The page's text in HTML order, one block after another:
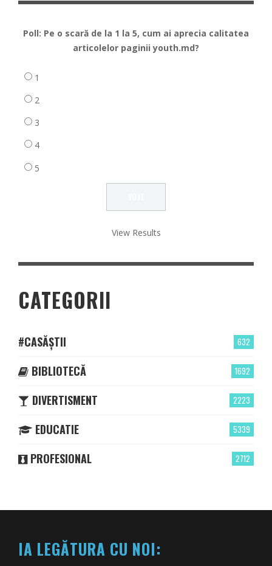
Poll: Pe o scară de la 1 la 5, cum ai aprecia calitatea
articolelor paginii youth.md?
1
2
3
4
5
View Results
CATEGORII
632
#CASĂȘTII
1692
BIBLIOTECĂ
2223
DIVERTISMENT
5339
EDUCATIE
2712
PROFESIONAL
IA LEGĂTURA CU NOI: